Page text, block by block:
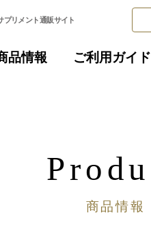
プリメント通販サイト
品情報 ご利⽤ガイド
商品情報